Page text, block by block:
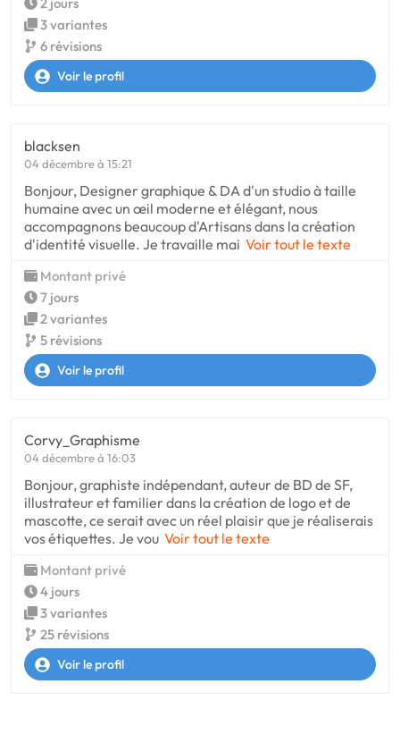
2 jours
3 variantes
6 révisions
Voir le profil
blacksen
04 décembre à 15:21
Bonjour, Designer graphique & DA d'un studio à taille
humaine avec un œil moderne et élégant, nous
accompagnons beaucoup d'Artisans dans la création
d'identité visuelle. Je travaille mai Voir tout le texte
Montant privé
7 jours
2 variantes
5 révisions
Voir le profil
Corvy_Graphisme
04 décembre à 16:03
Bonjour, graphiste indépendant, auteur de BD de SF,
illustrateur et familier dans la création de logo et de
mascotte, ce serait avec un réel plaisir que je réaliserais
vos étiquettes. Je vou Voir tout le texte
Montant privé
4 jours
3 variantes
25 révisions
Voir le profil